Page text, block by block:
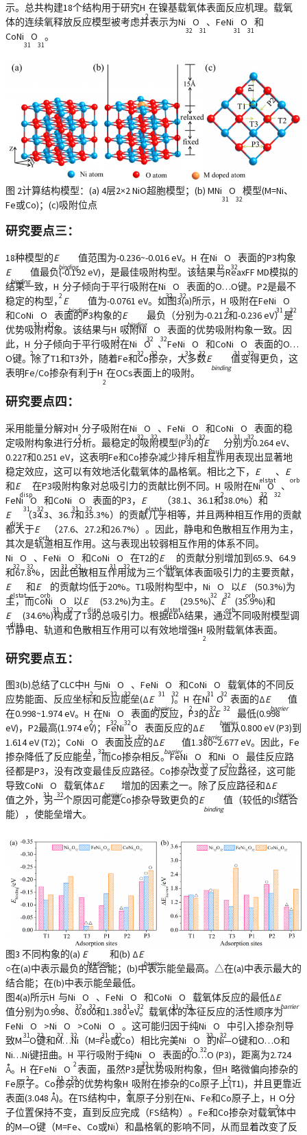
示。总共构建18个结构用于研究H
2
在镍基载氧体表面反应机理。载氧
体的连续氧释放反应模型被考虑并表示为Ni
32
O
31
、FeNi
31
O
31
和
CoNi
31
O
31
。
图 2计算结构模型：(a) 4层2×2 NiO超胞模型；(b) MNi
31
O
32
模型(M=Ni、
Fe或Co)；(c)吸附位点
研究要点三：
18种模型的E
binding
值范围为-0.236~-0.016 eV。H
2
在Ni
32
O
32
表面的P3构象
E
binding
值最负(-0.192 eV)，是最佳吸附构型。该结果与ReaxFF MD模拟的
结果一致，H
2
分子倾向于平行吸附在Ni
32
O
32
表面的O…O键。P2是最不
稳定的构型，E
binding
值为-0.0761 eV。如图3(a)所示，H
2
吸附在FeNi
31
O
32
和CoNi
31
O
32
表面的P3构象的E
binding
最负（分别为-0.212和-0.236 eV）是
优势吸附构象。该结果与H
2
吸附Ni
32
O
32
表面的优势吸附构象一致。因
此，H
2
分子倾向于平行吸附在Ni
32
O
32
、FeNi
31
O
32
和CoNi
31
O
32
表面的O…
O键。除了T1和T3外，随着Fe和Co掺杂，大多数E
binding
值变得更负，这
表明Fe/Co掺杂有利于H
2
在OCs表面上的吸附。
研究要点四：
采用能量分解对H
2
分子吸附在Ni
32
O
32
、FeNi
31
O
32
和CoNi
31
O
32
表面的稳
定吸附构象进行分析。最稳定的吸附模型(P3)的E
Pauli
分别为0.264 eV、
0.227和0.251 eV，这表明Fe和Co掺杂减少排斥相互作用表现出显著地
稳定效应，这可以有效地活化载氧体的晶格氧。相比之下， E
elstat
、 E
orb
和E
disp
在P3吸附构象对总吸引力的贡献比例不同。H
2
吸附在Ni
32
O
32
、
FeNi
31
O
32
和CoNi
31
O
32
表面的P3， E
elstat
（38.1、36.1和38.0%）和
E
disp
（34.3、36.7和35.3%）的贡献几乎相等，并且两种相互作用的贡献
都大于E
orb
（27.6、27.2和26.7%）。因此，静电和色散相互作用为主，
其次是轨道相互作用。这与表现出较弱相互作用的体系不同。
Ni
32
O
32
、FeNi
31
O
32
和CoNi
31
O
32
在T2的E
disp
的贡献分别增加到65.9、64.9
和67.8%，因此色散相互作用成为三个载氧体表面吸引力的主要贡献，
E
elstat
和E
orb
的贡献均低于20%。T1吸附构型中，Ni
32
O
32
以E
orb
(50.3%)为
主，而CoNi
31
O
32
以E
disp
(53.2%)为主。 E
elstat
(29.5%)、 E
orb
(35.9%)和
E
disp
(34.6%)构成了T3的总吸引力。根据EDA结果，通过不同吸附模型调
节静电、轨道和色散相互作用可以有效地增强H
2
吸附载氧体表面。
研究要点五：
图3(b)总结了CLC中H
2
与Ni
32
O
32
、FeNi
31
O
32
和CoNi
31
O
32
载氧体的不同反
应势能面、反应坐标和反应能垒(ΔE
barrier
)。H
2
在Ni
32
O
32
表面的ΔE
barrier
值
在0.998~1.974 eV。H
2
在Ni
32
O
32
表面的反应，P3的ΔE
barrier
最低(0.998
eV)，P2最高(1.974 eV)；FeNi
31
O
32
表面反应的ΔE
barrier
值从0.800 eV (P3)到
1.614 eV (T2)；CoNi
31
O
32
表面反应的ΔE
barrier
值1.380~2.677 eV。因此，Fe
掺杂降低了反应能垒，而Co掺杂相反。FeNi
31
O
32
和Ni
32
O
32
最佳反应路
径都是P3，没有改变最佳反应路径。Co掺杂改变了反应路径，这可能
导致CoNi
31
O
32
载氧体ΔE
barrier
增加的因素之一。除了反应路径和ΔE
barrier
值之外，另一个原因可能是Co掺杂导致更负的E
binding
值（较低的IS结合
能），使能垒增大。
图3 不同构象的(a) E
binding
和(b) ΔE
barrier
○在(a)中表示最负的结合能；(b)中表示能垒最高。△在(a)中表示最大的
结合能；在(b)中表示能垒最低。
图4(a)所示H
2
与Ni
32
O
32
、FeNi
31
O
32
和CoNi
31
O
32
载氧体反应的最低ΔE
barrier
值分别为0.998、0.800和1.380 eV。载氧体的本征反应的活性顺序为
FeNi
31
O
32
>Ni
32
O
32
>CoNi
31
O
32
。这可能归因于纯Ni
32
O
32
中引入掺杂剂导
致M—O键和M…Ni（M=Fe或Co）相比完美Ni
32
O
32
的Ni—O键和O…O和
Ni…Ni键扭曲。H
2
平行吸附于纯Ni
32
O
32
表面的O…O (P3)，距离为2.724
Å。H
2
在FeNi
31
O
32
表面，虽然P3是优势吸附构象，但H
2
略微偏向掺杂的
Fe原子。Co掺杂的优势构象H
2
吸附在掺杂的Co原子上(T1)，并且更靠近
表面(3.048 Å)。在TS结构中，氧原子分别在Ni、Fe和Co原子上，H
2
O分
子位置保持不变，直到反应完成（FS结构）。Fe和Co掺杂对载氧体中
的M—O键（M=Fe、Co或Ni）和晶格氧的影响不同，从而显着改变了反